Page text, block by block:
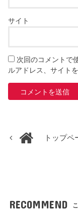
サイト
次回のコメントで
ルアドレス、サイト
トップペ
RECOMMEND